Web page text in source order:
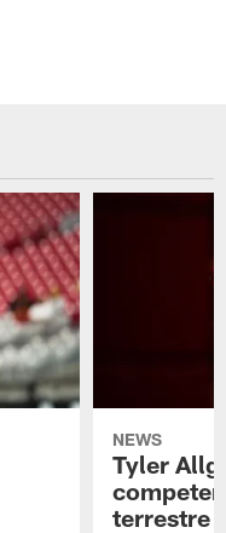
NEWS
Tyler
terrestre